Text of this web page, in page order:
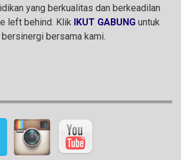
yang berkualitas dan berkeadilan
left behind. Klik IKUT GABUNG untuk
bersama kami.